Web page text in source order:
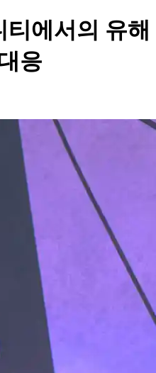
티에서의 유해
응